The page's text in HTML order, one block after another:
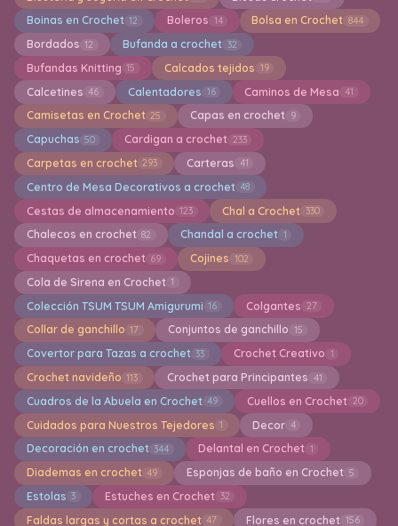
Boinas en Crochet 12 Boleros 14 Bolsa en Crochet 844
Bordados 12 Bufanda a crochet 32
Bufandas Knitting 15 Calcados tejidos 19
Calcetines 46 Calentadores 16 Caminos de Mesa 41
Camisetas en Crochet 25 Capas en crochet 9
Capuchas 50 Cardigan a crochet 233
Carpetas en crochet 293 Carteras 41
Centro de Mesa Decorativos a crochet 48
Cestas de almacenamiento 123 Chal a Crochet 330
Chalecos en crochet 82 Chandal a crochet 1
Chaquetas en crochet 69 Cojines 102
Cola de Sirena en Crochet 1
Colección TSUM TSUM Amigurumi 16 Colgantes 27
Collar de ganchillo 17 Conjuntos de ganchillo 15
Covertor para Tazas a crochet 33 Crochet Creativo 1
Crochet navideño 113 Crochet para Principantes 41
Cuadros de la Abuela en Crochet 49 Cuellos en Crochet 20
Cuidados para Nuestros Tejedores 1 Decor 4
Decoración en crochet 344 Delantal en Crochet 1
Diademas en crochet 49 Esponjas de baño en Crochet 5
Estolas 3 Estuches en Crochet 32
Faldas largas y cortas a crochet 47 Flores en crochet 156